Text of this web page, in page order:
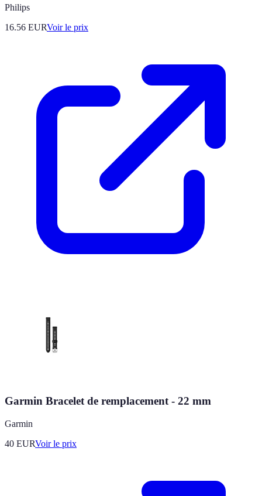
Philips
16.56 EURVoir le prix
Garmin Bracelet de remplacement - 22 mm
Garmin
40 EURVoir le prix